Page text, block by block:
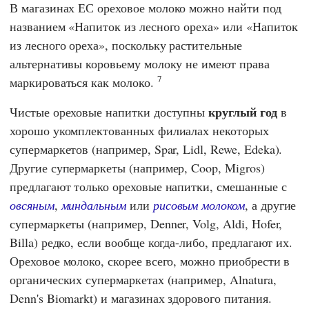
В магазинахЕС ореховое молоко можно найти под
названием «Напиток из лесного ореха» или «Напиток
из лесного ореха», поскольку растительные
альтернативы коровьему молоку не имеют права
маркироваться как молоко. 7
Чистые ореховые напитки доступныкруглый годв
хорошо укомплектованных филиалах некоторых
супермаркетов (например, Spar,Lidl,Rewe, Edeka).
Другие супермаркеты (например,Coop,Migros)
предлагают только ореховые напитки, смешанные с
овсяным, миндальным или рисовым молоком, а другие
супермаркеты (например, Denner,Volg, Aldi, Hofer,
Billa) редко, если вообще когда-либо, предлагают их.
Ореховое молоко, скорее всего, можно приобрести в
органических супермаркетах (например, Alnatura,
Denn's Biomarkt) и магазинах здорового питания.